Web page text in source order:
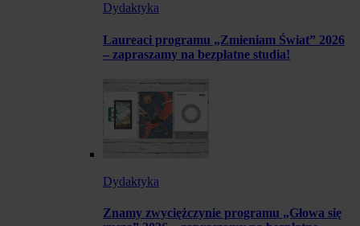
Dydaktyka
Laureaci programu „Zmieniam Świat” 2026
– zapraszamy na bezpłatne studia!
Dydaktyka
Znamy zwyciężczynie programu „Głowa się